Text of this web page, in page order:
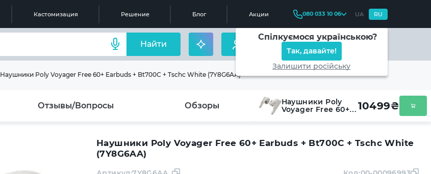
Кастомизация Решение Блог Акции 080 033 10 06 UA RU
Спілкуємося українською?
Так, давайте!
Залишити російську
Найти
Наушники Poly Voyager Free 60+ Earbuds + Bt700C + Tschc White (7Y8G6AA)
Отзывы/Вопросы Обзоры
Наушники Poly
Voyager Free 60+
10499₴
Наушники Poly Voyager Free 60+ Earbuds + Bt700C + Tschc White
(7Y8G6AA)